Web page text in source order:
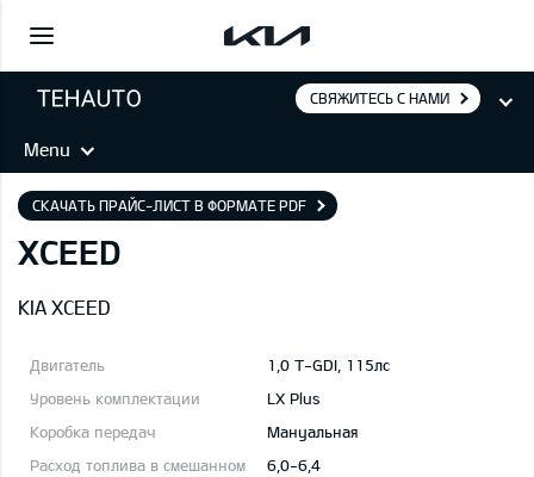
СВЯЖИТЕСЬ С НАМИ
Menu
СКАЧАТЬ ПРАЙС-ЛИСТ В ФОРМАТЕ PDF
XCEED
KIA XCEED
1,0 T-GDI, 115лс
LX Plus
Mануальная
6,0-6,4